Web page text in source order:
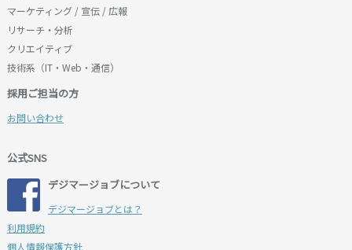
マーケティング / 宣伝 / 広報
リサーチ・分析
クリエイティブ
技術系（IT・Web・通信）
採用ご担当の方
お問い合わせ
公式SNS
デジマージョブについて
デジマージョブとは？
利用規約
個人情報保護方針